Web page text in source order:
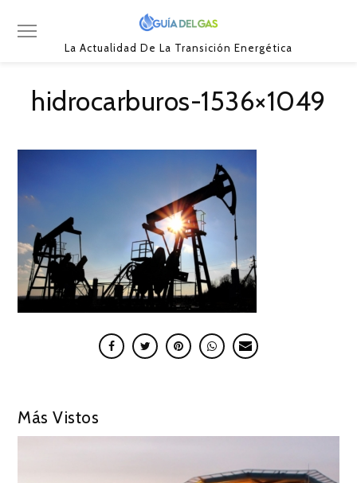
La Actualidad De La Transición Energética
hidrocarburos-1536×1049
Más Vistos